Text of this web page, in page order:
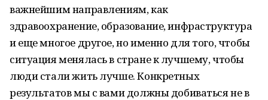
важнейшим направлениям, как
здравоохранение, образование, инфраструктура
и еще многое другое, но именно для того, чтобы
ситуация менялась в стране к лучшему, чтобы
люди стали жить лучше. Конкретных
результатов мы с вами должны добиваться не в